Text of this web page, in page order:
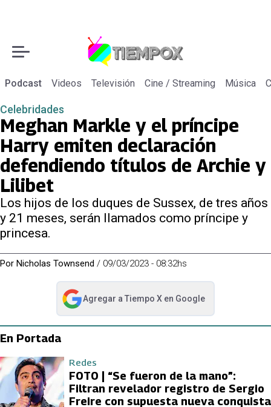
Podcast Videos Televisión Cine / Streaming Música
Celebridades
Meghan Markle y el príncipe
Harry emiten declaración
defendiendo títulos de Archie y
Lilibet
Los hijos de los duques de Sussex, de tres años
y 21 meses, serán llamados como príncipe y
princesa.
Por Nicholas Townsend / 09/03/2023 - 08:32hs
Agregar a Tiempo Xen Google
abre en nueva pestaña
En Portada
Redes
FOTO | “Se fueron de la mano”:
Filtran revelador registro de Sergio
Freire con supuesta nueva conquista